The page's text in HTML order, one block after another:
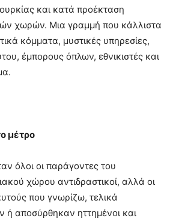
και κατά προέκταση
χωρών. Μια γραμμή που κάλλιστα
κόμματα, μυστικές υπηρεσίες,
έμπορους όπλων, εθνικιστές και
μέτρο
όλοι οι παράγοντες του
χώρου αντιδραστικοί, αλλά οι
που γνωρίζω, τελικά
ή αποσύρθηκαν ηττημένοι και